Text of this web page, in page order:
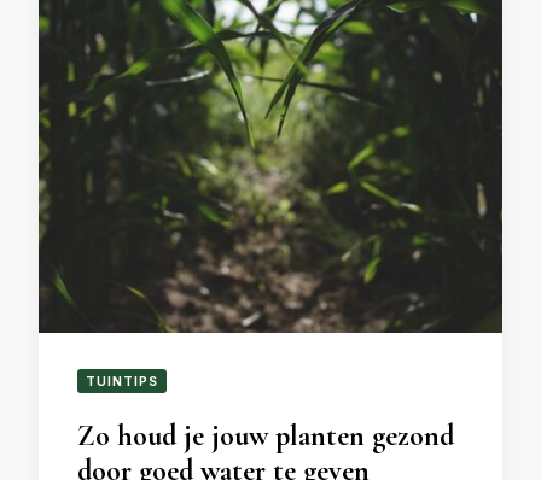
TUINTIPS
Zo houd je jouw planten gezond
door goed water te geven